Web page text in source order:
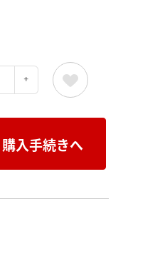
購入手続きへ